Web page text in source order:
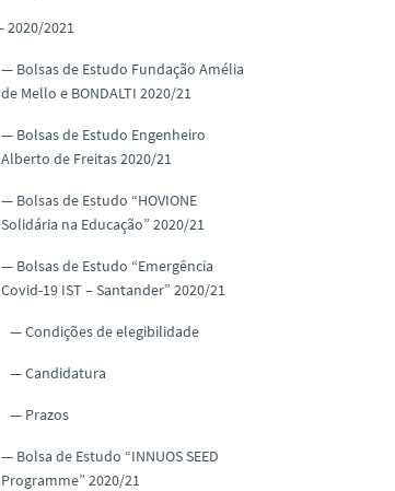
2020/2021
Bolsas de Estudo Fundação Amélia
de Mello e BONDALTI 2020/21
Bolsas de Estudo Engenheiro
Alberto de Freitas 2020/21
Bolsas de Estudo “HOVIONE
Solidária na Educação” 2020/21
Bolsas de Estudo “Emergência
Covid-19 IST – Santander” 2020/21
Condições de elegibilidade
Candidatura
Prazos
Bolsa de Estudo “INNUOS SEED
Programme” 2020/21